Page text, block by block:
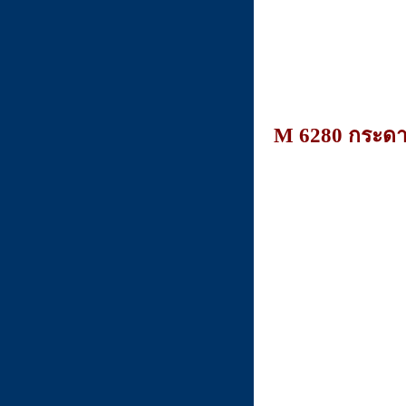
M 6280 กระด